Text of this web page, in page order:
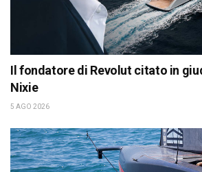
Il fondatore di Revolut citato in
Nixie
5 AGO 2026